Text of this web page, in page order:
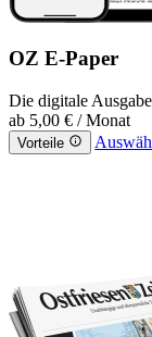
OZ E-Paper
Die digitale
ab 5,00 € / Monat
Vorteile